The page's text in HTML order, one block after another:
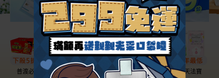
普渡必備 話題保養 盛夏提案 雨天法寶